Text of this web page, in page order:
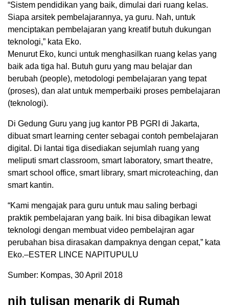
“Sistem pendidikan yang baik, dimulai dari ruang kelas.
Siapa arsitek pembelajarannya, ya guru. Nah, untuk
menciptakan pembelajaran yang kreatif butuh dukungan
teknologi,” kata Eko.
Menurut Eko, kunci untuk menghasilkan ruang kelas yang
baik ada tiga hal. Butuh guru yang mau belajar dan
berubah (people), metodologi pembelajaran yang tepat
(proses), dan alat untuk memperbaiki proses pembelajaran
(teknologi).
Di Gedung Guru yang jug kantor PB PGRI di Jakarta,
dibuat smart learning center sebagai contoh pembelajaran
digital. Di lantai tiga disediakan sejumlah ruang yang
meliputi smart classroom, smart laboratory, smart theatre,
smart school office, smart library, smart microteaching, dan
smart kantin.
“Kami mengajak para guru untuk mau saling berbagi
praktik pembelajaran yang baik. Ini bisa dibagikan lewat
teknologi dengan membuat video pembelajran agar
perubahan bisa dirasakan dampaknya dengan cepat,” kata
Eko.–ESTER LINCE NAPITUPULU
Sumber: Kompas, 30 April 2018
nih tulisan menarik di Rumah